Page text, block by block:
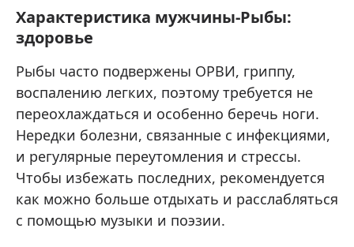
Характеристика мужчины-Рыбы:
здоровье
Рыбы часто подвержены ОРВИ, гриппу,
воспалению легких, поэтому требуется не
переохлаждаться и особенно беречь ноги.
Нередки болезни, связанные с инфекциями,
и регулярные переутомления и стрессы.
Чтобы избежать последних, рекомендуется
как можно больше отдыхать и расслабляться
с помощью музыки и поэзии.